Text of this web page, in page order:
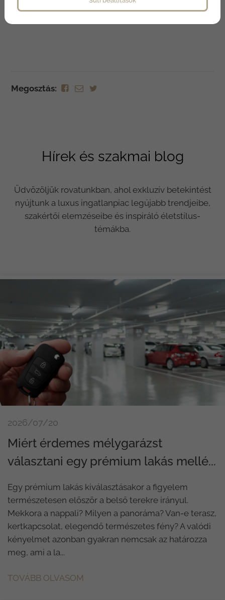
Megosztás:
Hírek és szakmai blog
Üdvözöljük rovatunkban, ahol exkluzív betekintést
nyújtunk a luxus ingatlanpiac legújabb trendjeibe,
szakértői elemzéseibe és inspiráló életstílus-
témákba.
2026/07/20
Miért érdemes mélygarázst
választani egy prémium lakás mellé...
Egy prémium lakás kiválasztásakor a figyelem
természetesen először a belső terekre irányul.
Mekkora a nappali? Milyen a panoráma? Van-e terasz,
kertkapcsolat, elegendő természetes fény? A valódi
kényelmet azonban gyakran nemcsak az határozza
meg, ami a la...
TOVÁBB OLVASOM